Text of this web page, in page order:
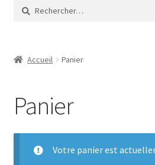
A propos
Rechercher :
Accueil Panier
Panier
Votre panier est